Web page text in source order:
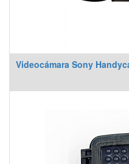
Videocámara Sony